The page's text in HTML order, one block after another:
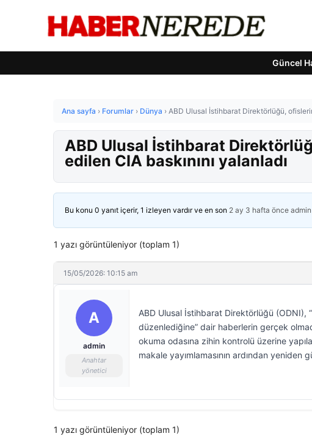
Güncel
Ana sayfa › Forumlar › Dünya › ABD Ulusal İstihbarat Direktörlüğü,
ABD Ulusal İstihbarat
edilen CIA baskınını yalanladı
Bu konu 0 yanıt içerir, 1 izleyen vardır ve en son 2 ay 3 hafta önce admin
1 yazı görüntüleniyor (toplam 1)
15/05/2026: 10:15 am
A
admin
Anahtar
yönetici
ABD Ulusal İstihbarat Direktörlüğü (ODNI),
düzenlediğine” dair haberlerin gerçek
okuma odasına zihin kontrolü üzerine
makale yayımlamasının ardından yeniden
1 yazı görüntüleniyor (toplam 1)